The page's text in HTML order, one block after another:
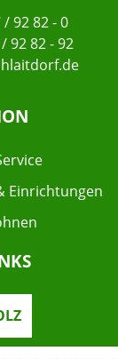
/ 92 82 - 0
92 82 - 92
Einrichtungen